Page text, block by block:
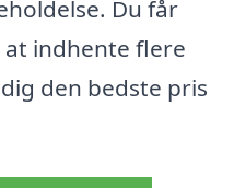
Du får
indhente flere
den bedste pris